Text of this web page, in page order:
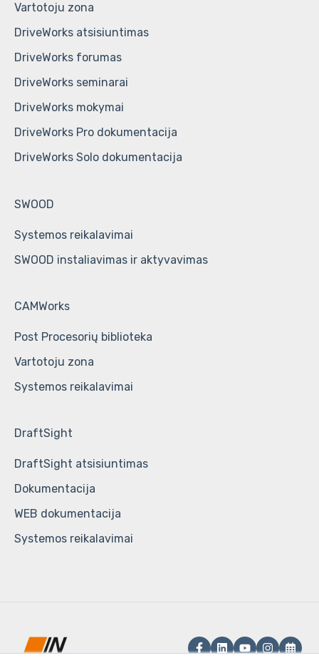
Vartotoju zona
DriveWorks atsisiuntimas
DriveWorks forumas
DriveWorks seminarai
DriveWorks mokymai
DriveWorks Pro dokumentacija
DriveWorks Solo dokumentacija
SWOOD
Systemos reikalavimai
SWOOD instaliavimas ir aktyvavimas
CAMWorks
Post Procesorių biblioteka
Vartotoju zona
Systemos reikalavimai
DraftSight
DraftSight atsisiuntimas
Dokumentacija
WEB dokumentacija
Systemos reikalavimai